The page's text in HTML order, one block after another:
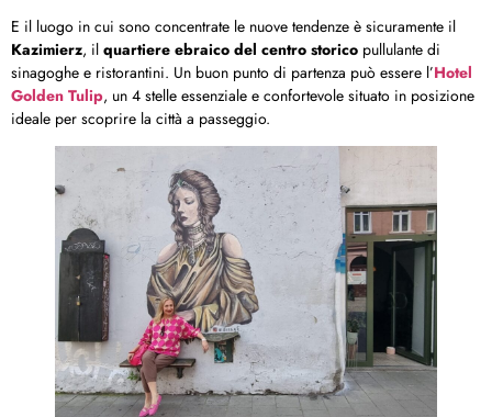
E il luogo in cui sono concentrate le nuove tendenze è sicuramente il
Kazimierz, il quartiere ebraico del centro storico pullulante di
sinagoghe e ristorantini. Un buon punto di partenza può essere l’Hotel
Golden Tulip, un 4 stelle essenziale e confortevole situato in posizione
ideale per scoprire la città a passeggio.